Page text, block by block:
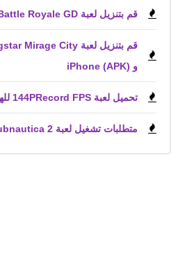
قم بتنزيل لعبة Battle Royale GD لأجهزة Android
و iPhone (APK)
تحميل لعبة 144PRecord FPS للهواتف المحمولة
متطلبات تشغيل لعبة Subnautica 2 للكمبيوتر الشخصي